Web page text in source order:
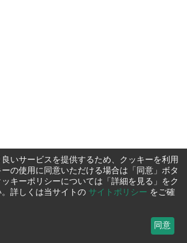
いサービスを提供するため、クッキーを利用
の使用に同意いただける場合は「同意」ボタ
キーポリシーについては「詳細を見る」をク
詳しくは当サイトの サイトポリシー をご確
同意